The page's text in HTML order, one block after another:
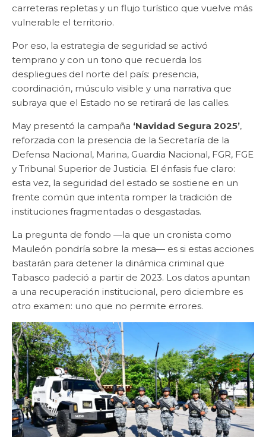
carreteras repletas y un flujo turístico que vuelve más
vulnerable el territorio.
Por eso, la estrategia de seguridad se activó
temprano y con un tono que recuerda los
despliegues del norte del país: presencia,
coordinación, músculo visible y una narrativa que
subraya que el Estado no se retirará de las calles.
May presentó la campaña ‘Navidad Segura 2025’,
reforzada con la presencia de la Secretaría de la
Defensa Nacional, Marina, Guardia Nacional, FGR, FGE
y Tribunal Superior de Justicia. El énfasis fue claro:
esta vez, la seguridad del estado se sostiene en un
frente común que intenta romper la tradición de
instituciones fragmentadas o desgastadas.
La pregunta de fondo —la que un cronista como
Mauleón pondría sobre la mesa— es si estas acciones
bastarán para detener la dinámica criminal que
Tabasco padeció a partir de 2023. Los datos apuntan
a una recuperación institucional, pero diciembre es
otro examen: uno que no permite errores.